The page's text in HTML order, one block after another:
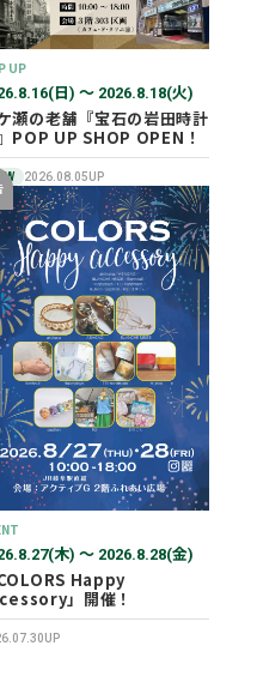
UP
日) 〜 2026.8.18(火)
瀬の老舗『宝石の岩田時計
POP UP SHOP OPEN！
2026.08.05UP
木) 〜 2026.8.28(金)
COLORS Happy
」開催！